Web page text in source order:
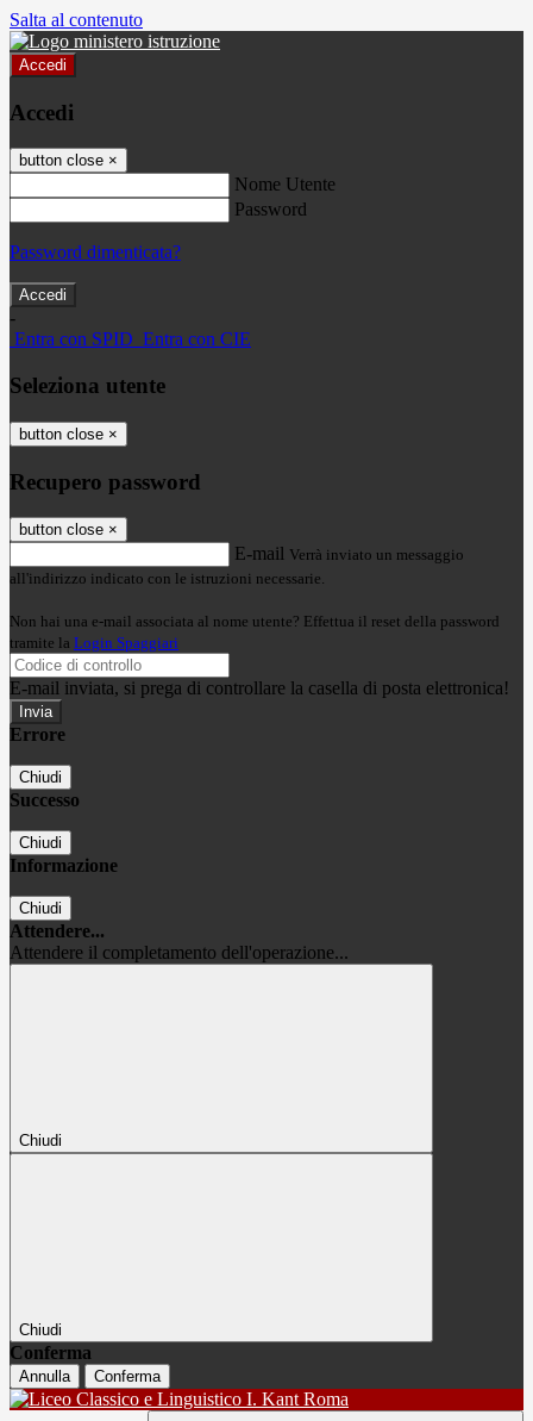
Salta al contenuto
Accedi
Accedi
button close ×
Nome Utente
Password
Password dimenticata?
-
Entra con SPID Entra con CIE
Seleziona utente
button close ×
Recupero password
button close ×
E-mail Verrà inviato un messaggio
all'indirizzo indicato con le istruzioni necessarie.
Non hai una e-mail associata al nome utente? Effettua il reset della password
tramite la Login Spaggiari
E-mail inviata, si prega di controllare la casella di posta elettronica!
Errore
Chiudi
Successo
Chiudi
Informazione
Chiudi
Attendere...
Attendere il completamento dell'operazione...
Chiudi
Chiudi
Conferma
Annulla Conferma